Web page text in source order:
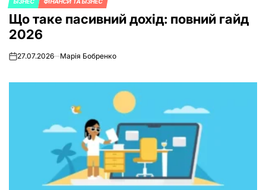
POSTED
IN
Що таке пасивний дохід: повний гайд
2026
on27.07.2026 Марія Бобренко